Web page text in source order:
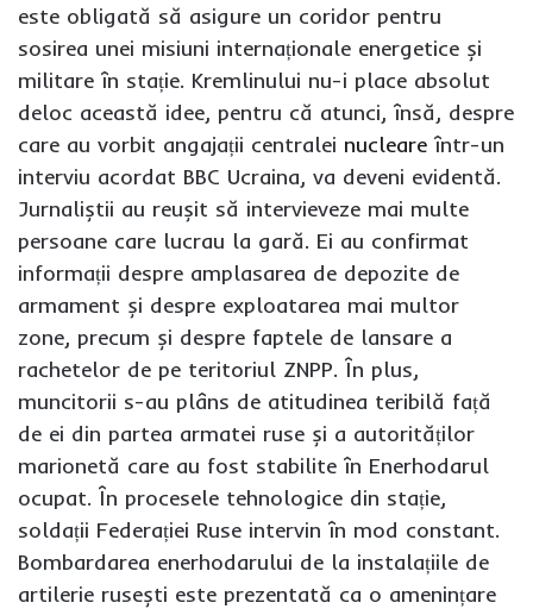
este obligată să asigure un coridor pentru
sosirea unei misiuni internaționale energetice și
militare în stație. Kremlinului nu-i place absolut
deloc această idee, pentru că atunci, însă, despre
care au vorbit angajații centralei nucleare într-un
interviu acordat BBC Ucraina, va deveni evidentă.
Jurnaliștii au reușit să intervieveze mai multe
persoane care lucrau la gară. Ei au confirmat
informații despre amplasarea de depozite de
armament și despre exploatarea mai multor
zone, precum și despre faptele de lansare a
rachetelor de pe teritoriul ZNPP. În plus,
muncitorii s-au plâns de atitudinea teribilă față
de ei din partea armatei ruse și a autorităților
marionetă care au fost stabilite în Enerhodarul
ocupat. În procesele tehnologice din stație,
soldații Federației Ruse intervin în mod constant.
Bombardarea enerhodarului de la instalațiile de
artilerie rusești este prezentată ca o amenințare